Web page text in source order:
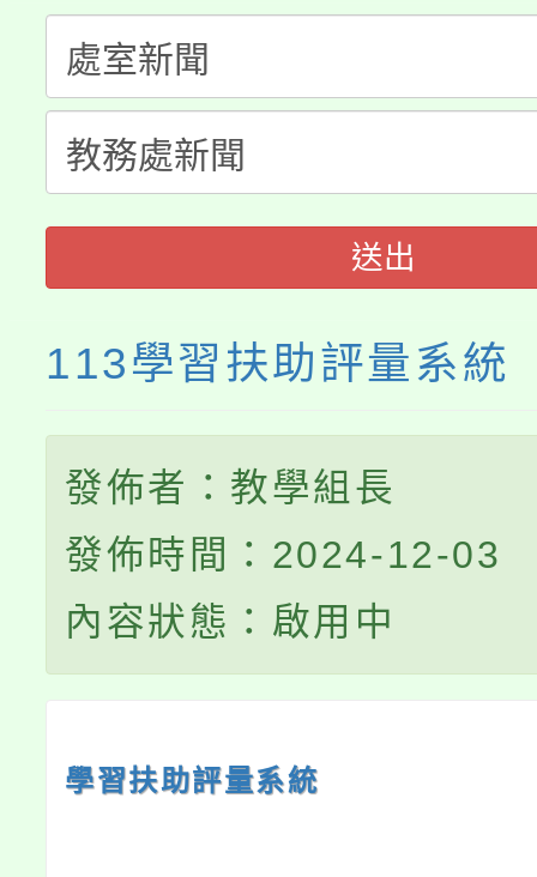
生本土語及新住民語歌
公告本校115學年度第
代理(課)教師甄選結果(
公告本校115學年度第
代理(課)教師甄選結果(
轉知中國文化大學推廣
程，歡迎學生輔導中心
心理、諮商輔導、社會
送出
113學習扶助評量系統
發佈者：教學組長
發佈時間：2024-12-03
內容狀態：啟用中
學習扶助評量系統